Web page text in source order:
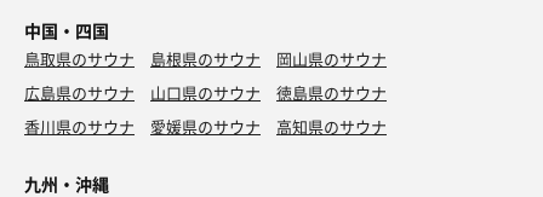
中国・四国
鳥取県のサウナ 島根県のサウナ
岡山県のサウナ
広島県のサウナ
山口県のサウナ
徳島県のサウナ
香川県のサウナ
愛媛県のサウナ 高知県のサウナ
九州・沖縄